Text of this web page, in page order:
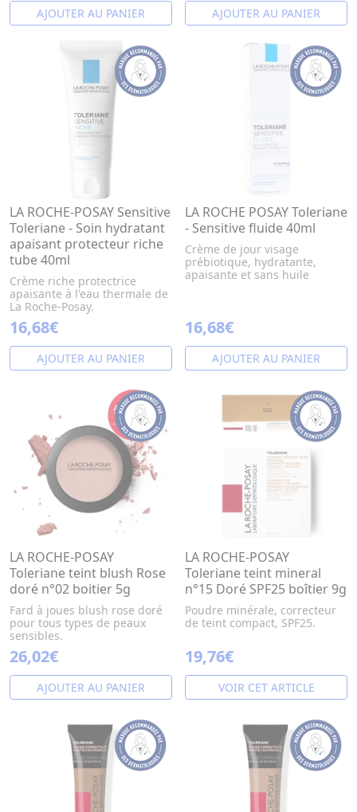
AJOUTER AU PANIER AJOUTER AU PANIER
LA ROCHE-POSAY Sensitive
Toleriane - Soin hydratant
apaisant protecteur riche
tube 40ml
Crème riche protectrice
apaisante à l'eau thermale de
La Roche-Posay.
16,68€
AJOUTER AU PANIER
LA ROCHE POSAY Toleriane
- Sensitive fluide 40ml
Crème de jour visage
prébiotique, hydratante,
apaisante et sans huile
16,68€
AJOUTER AU PANIER
LA ROCHE-POSAY
Toleriane teint blush Rose
doré n°02 boitier 5g
Fard à joues blush rose doré
pour tous types de peaux
sensibles.
26,02€
AJOUTER AU PANIER
LA ROCHE-POSAY
Toleriane teint mineral
n°15 Doré SPF25 boîtier 9g
Poudre minérale, correcteur
de teint compact, SPF25.
19,76€
VOIR CET ARTICLE